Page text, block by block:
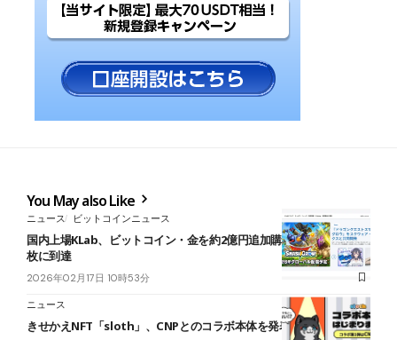
You May also Like
ニュース ビットコインニュース
国内上場KLab、ビットコイン・金を約2億円追加購入──BTC保有34
枚に到達
2026年02月17日 10時53分
ニュース
きせかえNFT「sloth」、CNPとのコラボ本体を発表